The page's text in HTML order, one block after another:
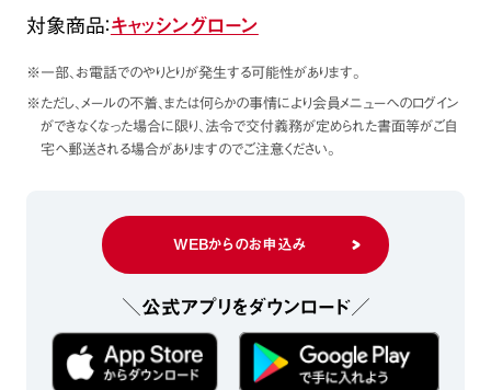
対象商品：キャッシングローン
※一部、お電話でのやりとりが発生する可能性があります。
※ただし、メールの不着、または何らかの事情により会員メニューへのログイン
ができなくなった場合に限り、 法令で交付義務が定められた書面等がご自
宅へ郵送される場合がありますのでご注意ください。
WEBからのお申込み
＼公式アプリをダウンロード／